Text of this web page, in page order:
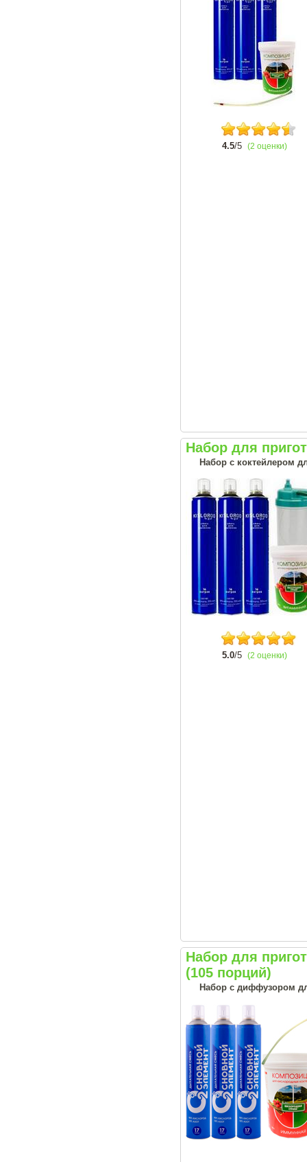
4.5/5 (2 оценки)
Набор для
Набор с коктейлером
5.0/5 (2 оценки)
Набор для
(105 порций)
Набор с диффузором